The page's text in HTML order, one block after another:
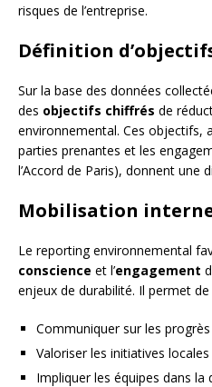
risques de l’entreprise.
Définition
Sur la base des données
des objectifs chiffrés de
environnemental. Ces objectifs,
parties prenantes et les
l’Accord de Paris), donnent une
Mobilisation
Le reporting environnemental
conscience et l’engagement
enjeux de durabilité. Il permet de
Communiquer sur les
Valoriser les initiatives locales
Impliquer les équipes dans la